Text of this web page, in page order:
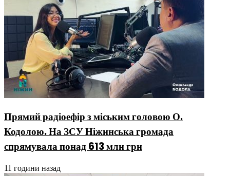
Прямий радіоефір з міським головою О.
Кодолою. На ЗСУ Ніжинська громада
спрямувала понад 613 млн грн
11 години назад